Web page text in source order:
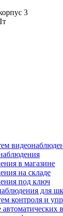
3
в магазине
на складе
под ключ
для
контроля и